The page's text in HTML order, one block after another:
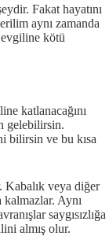
Fakat hayatını
aynı zamanda
kötü
katlanacağını
gelebilirsin.
bilirsin ve bu kısa
Kabalık veya diğer
Aynı
saygısızlığa
almış olur.